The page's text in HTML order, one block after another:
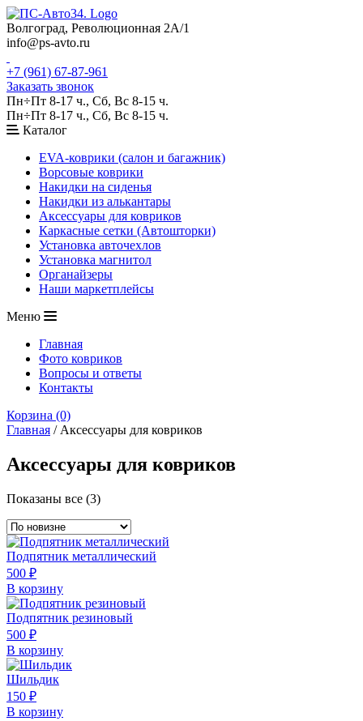
Волгоград, Революционная 2А/1
info@ps-avto.ru
+7 (961) 67-87-961
Заказать звонок
Пн÷Пт 8-17 ч., Сб, Вс 8-15 ч.
Пн÷Пт 8-17 ч., Сб, Вс 8-15 ч.
Каталог
EVA-коврики (салон и багажник)
Ворсовые коврики
Накидки на сиденья
Накидки из алькантары
Аксессуары для ковриков
Каркасные сетки (Автошторки)
Установка авточехлов
Установка магнитол
Органайзеры
Наши маркетплейсы
Меню
Главная
Фото ковриков
Вопросы и ответы
Контакты
Корзина (0)
Главная / Аксессуары для ковриков
Аксессуары для ковриков
Показаны все (3)Сортировка:
недавние
Подпятник металлический
500 ₽
В корзину
Подпятник резиновый
500 ₽
В корзину
Шильдик
150 ₽
В корзину